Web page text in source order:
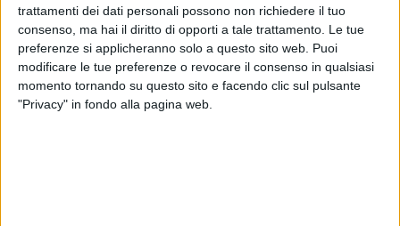
trattamenti dei dati personali possono non richiedere il tuo
consenso, ma hai il diritto di opporti a tale trattamento. Le tue
preferenze si applicheranno solo a questo sito web. Puoi
modificare le tue preferenze o revocare il consenso in qualsiasi
momento tornando su questo sito e facendo clic sul pulsante
"Privacy" in fondo alla pagina web.
Puglia all'Europa – Il dialogo verso l'inclusione".
L'appuntamento vedrà la partecipazione degli
europarlamentari Chiara Gemma e Francesco Ventola, che
discuteranno delle strategie e delle politiche da adottare per
promuovere una reale inclusione sociale, anche a livello
regionale.